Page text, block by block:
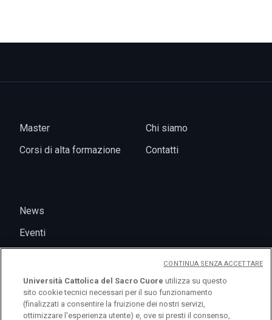
Master
Corsi di alta formazione
Chi siamo
Contatti
News
Eventi
Università Cattolica del Sacro Cuore utilizza su questo
sito cookie tecnici necessari per il suo funzionamento
(finalizzati a consentire la fruizione dei nostri servizi,
ottimizzare l'esperienza utente) e, ove si presti il consenso,
CONTINUA SENZA ACCETTARE